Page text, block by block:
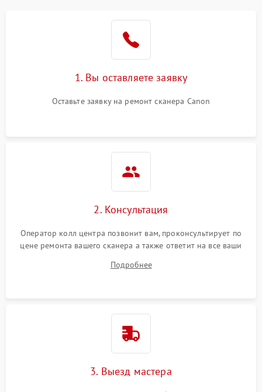
1. Вы оставляете заявку
Оставьте заявку на ремонт сканера Canon
2. Консультация
Оператор колл центра позвонит вам, проконсультирует по
цене ремонта вашего сканера а также ответит на все ваши
Подробнее
3. Выезд мастера